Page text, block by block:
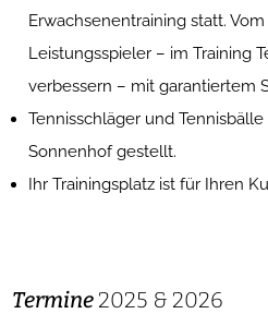
Erwachsenentraining statt.
Leistungsspieler – im Training
verbessern – mit garantiertem
Tennisschläger und
Sonnenhof gestellt.
Ihr Trainingsplatz ist für Ihren
Termine 2025 & 2026